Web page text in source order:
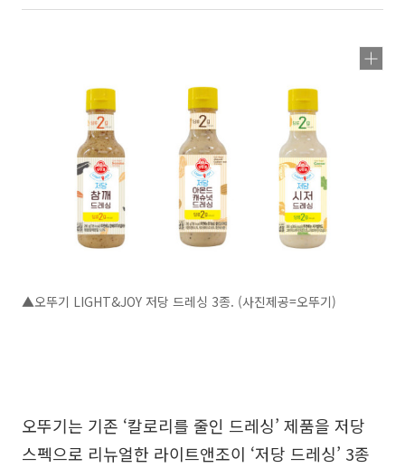
▲오뚜기 LIGHT&JOY 저당 드레싱 3종. (사진제공=오뚜기)
오뚜기는 기존 ‘칼로리를 줄인 드레싱’ 제품을 저당
스펙으로 리뉴얼한 라이트앤조이 ‘저당 드레싱’ 3종